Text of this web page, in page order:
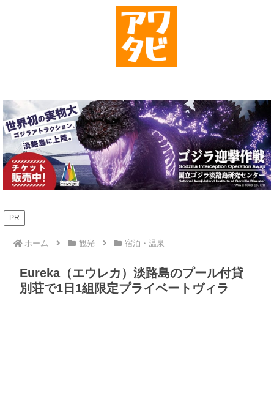
PR
ホーム 観光 宿泊・温泉
Eureka（エウレカ）淡路島のプール付貸
別荘で1日1組限定プライベートヴィラ